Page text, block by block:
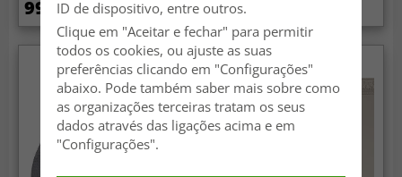
99.99 € 99.99 €
ID de dispositivo, entre outros.
Clique em "Aceitar e fechar" para permitir
todos os cookies, ou ajuste as suas
preferências clicando em "Configurações"
abaixo. Pode também saber mais sobre como
as organizações terceiras tratam os seus
dados através das ligações acima e em
"Configurações".